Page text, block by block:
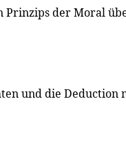
Prinzips der Moral
und die Deduction